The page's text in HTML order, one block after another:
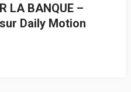
LA BANQUE –
Daily Motion